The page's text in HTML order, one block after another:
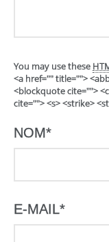
You may use these
<a href="" title="">
<blockquote cite="">
cite=""> <s> <strike>
NOM*
E-MAIL*